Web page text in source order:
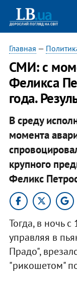
Главная —
СМИ: с
Феликса
года.
В среду
момента
крупного
Феликс
Тогда, в ночь
управляя в
Прадо",
"рикошетом"